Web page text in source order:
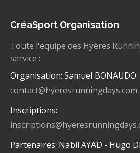
CréaSport Organisation
Toute l'équipe des Hyères
service :
Organisation: Samuel BONAUDO
contact@hyeresrunningdays.com
Inscriptions:
Partenaires: Nabil AYAD - Hugo